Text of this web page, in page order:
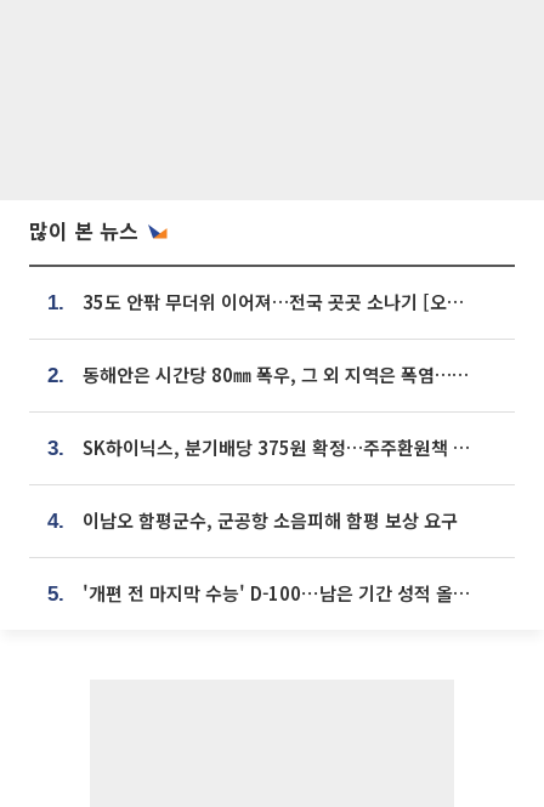
많이 본 뉴스
1. 35도 안팎 무더위 이어져…전국 곳곳 소나기 [오늘 날씨]
2. 동해안은 시간당 80㎜ 폭우, 그 외 지역은 폭염…‘극과 극 날씨’
3. SK하이닉스, 분기배당 375원 확정…주주환원책 9월로 앞당겨 발표
4. 이남오 함평군수, 군공항 소음피해 함평 보상 요구
5. '개편 전 마지막 수능' D-100⋯남은 기간 성적 올릴 전략은